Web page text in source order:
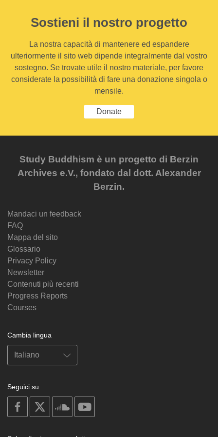
Sostieni il nostro progetto
La nostra capacità di mantenere ed espandere
ulteriormente il sito web dipende integralmente dal vostro
sostegno. Se trovate utile il nostro materiale, per favore
considerate la possibilità di fare una donazione singola o
mensile.
Donate
Study Buddhism è un progetto di Berzin
Archives e.V., fondato dal dott. Alexander
Berzin.
Mandaci un feedback
FAQ
Mappa del sito
Glossario
Privacy Policy
Newsletter
Contenuti più recenti
Progress Reports
Courses
Cambia lingua
Seguici su
on
facebook
soundcloud